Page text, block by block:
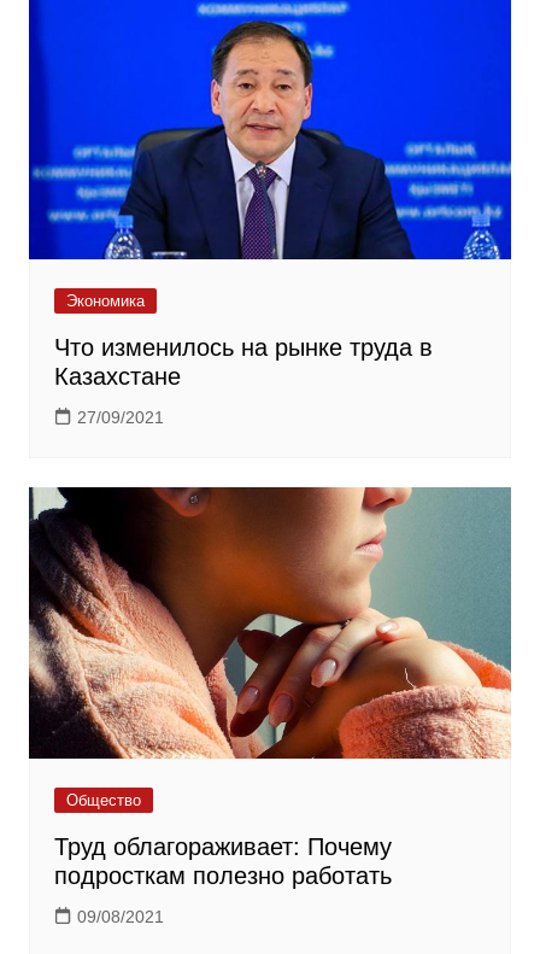
Экономика
Что изменилось на рынке труда в
Казахстане
27/09/2021
Общество
Труд облагораживает: Почему
подросткам полезно работать
09/08/2021